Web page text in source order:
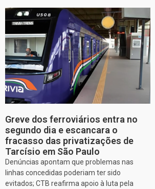
Greve dos ferroviários entra no
segundo dia e escancara o
fracasso das privatizações de
Tarcísio em São Paulo
Denúncias apontam que problemas nas
linhas concedidas poderiam ter sido
evitados; CTB reafirma apoio à luta pela